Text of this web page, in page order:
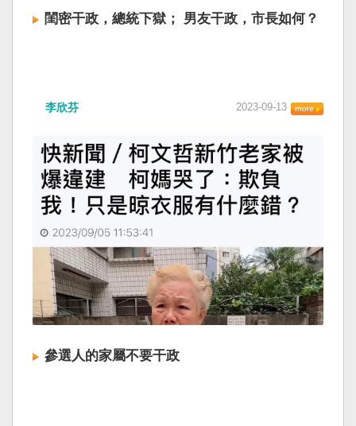
閨密干政，總統下獄； 男友干政，市長如何？
李欣芬 2023-09-13
參選人的家屬不要干政